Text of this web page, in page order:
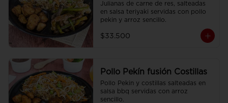
Julianas de carne de res, salteadas
en salsa teriyaki servidas con pollo
pekin y arroz sencillo.
$33.500
Pollo Pekín fusión Costillas
Pollo Pekin y costillas salteadas en
salsa bbq servidas con arroz
sencillo.